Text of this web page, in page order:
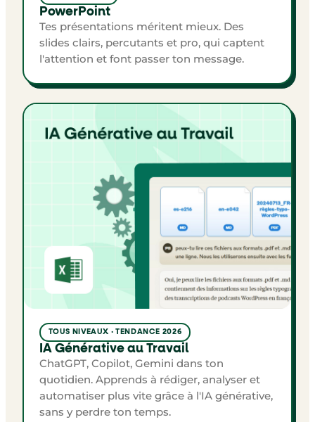
PowerPoint
Tes présentations méritent mieux. Des
slides clairs, percutants et pro, qui captent
l'attention et font passer ton message.
TOUS NIVEAUX · TENDANCE 2026
IA Générative au Travail
ChatGPT, Copilot, Gemini dans ton
quotidien. Apprends à rédiger, analyser et
automatiser plus vite grâce à l'IA générative,
sans y perdre ton temps.